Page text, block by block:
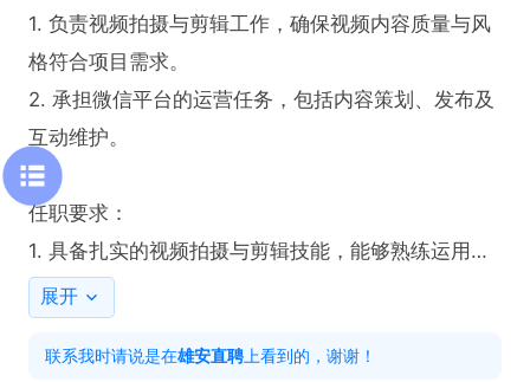
1. 负责视频拍摄与剪辑工作，确保视频内容质量与风
格符合项目需求。
2. 承担微信平台的运营任务，包括内容策划、发布及
互动维护。
任职要求：
1. 具备扎实的视频拍摄与剪辑技能，能够熟练运用相
关软件完成高质量视频制作。
运营策略。
展开
联系我时请说是在雄安直聘 上看到的，谢谢！